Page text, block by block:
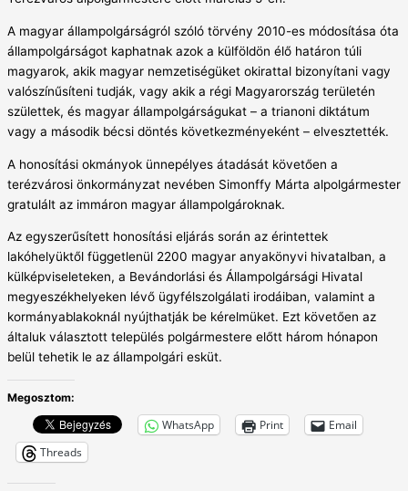
A magyar állampolgárságról szóló törvény 2010-es módosítása óta
állampolgárságot kaphatnak azok a külföldön élő határon túli
magyarok, akik magyar nemzetiségüket okirattal bizonyítani vagy
valószínűsíteni tudják, vagy akik a régi Magyarország területén
születtek, és magyar állampolgárságukat – a trianoni diktátum
vagy a második bécsi döntés következményeként – elvesztették.
A honosítási okmányok ünnepélyes átadását követően a
terézvárosi önkormányzat nevében Simonffy Márta alpolgármester
gratulált az immáron magyar állampolgároknak.
Az egyszerűsített honosítási eljárás során az érintettek
lakóhelyüktől függetlenül 2200 magyar anyakönyvi hivatalban, a
külképviseleteken, a Bevándorlási és Állampolgársági Hivatal
megyeszékhelyeken lévő ügyfélszolgálati irodáiban, valamint a
kormányablakoknál nyújthatják be kérelmüket. Ezt követően az
általuk választott település polgármestere előtt három hónapon
belül tehetik le az állampolgári esküt.
Megosztom:
WhatsApp Print
Email
Threads